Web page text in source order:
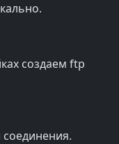
создаем ftp